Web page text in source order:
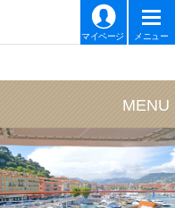
マイページ メニュー